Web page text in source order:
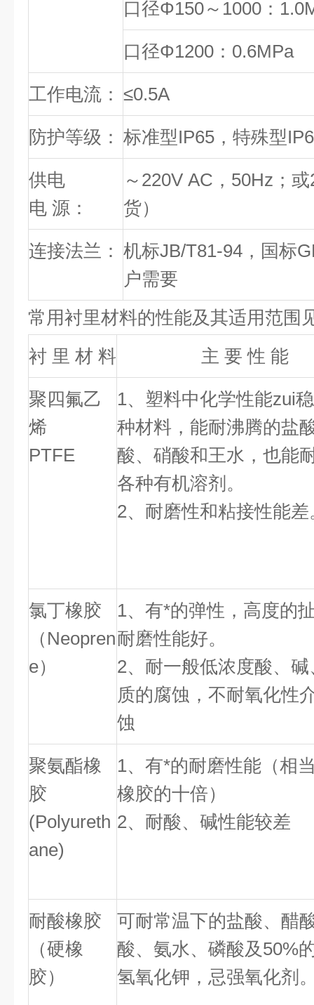
口径Φ150～1000：
口径Φ1200：0.6MPa
工作电流： ≤0.5A
防护等级： 标准型IP65，特殊型
供电
电 源：
～220V AC，50Hz；
货）
连接法兰： 机标JB/T81-94，国标
户需要
常用衬里材料的性能及其适用范围
衬 里 材 料
主 要 性 能
聚四氟乙
烯
PTFE
1、塑料中化学性能zui
种材料，能耐沸腾的盐
酸、硝酸和王水，也能
各种有机溶剂。
2、耐磨性和粘接性能差
氯丁橡胶
（Neopren
e）
1、有*的弹性，高度的
耐磨性能好。
2、耐一般低浓度酸、
质的腐蚀，不耐氧化性
蚀
聚氨酯橡
胶
(Polyureth
ane)
1、有*的耐磨性能（相
橡胶的十倍）
2、耐酸、碱性能较差
耐酸橡胶
（硬橡
胶）
可耐常温下的盐酸、醋
酸、氨水、磷酸及50%
氢氧化钾，忌强氧化剂